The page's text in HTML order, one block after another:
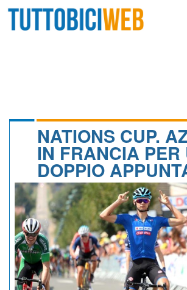
CALENDARIO
OSCAR
ALBI D'ORO
NEWSLETTER
NATIONS CUP.
IN FRANCIA PER
DOPPIO